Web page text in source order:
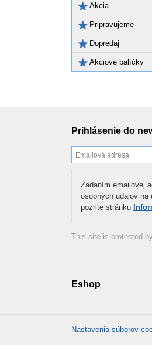
Akcia
Pripravujeme
Dopredaj
Akciové balíčky
Prihlásenie do
Zadaním emailovej
osobných údajov na
pozrite stránku
This site is protected
Eshop
Nastavenia súborov